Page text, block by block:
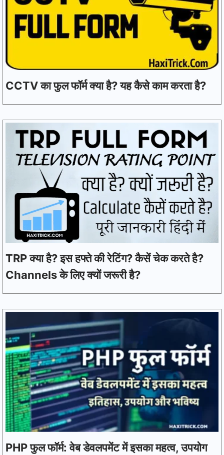
CCTV का फुल फॉर्म क्या है? यह कैसे काम करता है?
TRP क्या है? इस हफ्ते की रेटिंग? कैसें चेक करते है?
Channels के लिए क्यों जरूरी है?
PHP फुल फॉर्म: वेब डेवलपमेंट में इसका महत्व, उपयोग